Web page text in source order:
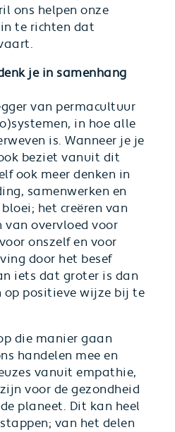
ons helpen onze
te richten dat
je in samenhang
van permacultuur
in hoe alle
is. Wanneer je je
beziet vanuit dit
ook meer denken in
samenwerken en
het creëren van
van overvloed voor
onszelf en voor
door het besef
iets dat groter is dan
op positieve wijze bij te
die manier gaan
handelen mee en
vanuit empathie,
voor de gezondheid
planeet. Dit kan heel
van het delen